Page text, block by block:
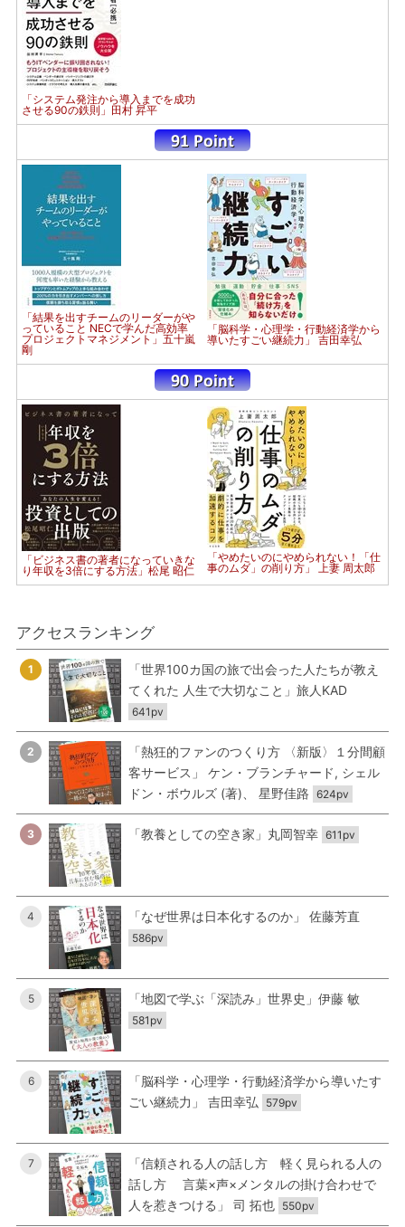
「システム発注から導入までを成功
させる90の鉄則」田村 昇平
「結果を出すチームのリーダーがや
っていること NECで学んだ高効率
プロジェクトマネジメント」五十嵐
剛
「脳科学・心理学・行動経済学から
導いたすごい継続力」 吉田幸弘
「ビジネス書の著者になっていきな
り年収を3倍にする方法」松尾 昭仁
「やめたいのにやめられない！「仕
事のムダ」の削り方」 上妻 周太郎
アクセスランキング
1
「世界100カ国の旅で出会った人たちが教え
てくれた 人生で大切なこと」旅人KAD
641pv
2
「熱狂的ファンのつくり方 〈新版〉１分間顧
客サービス」 ケン・ブランチャード, シェル
ドン・ボウルズ (著)、 星野佳路 624pv
3 「教養としての空き家」丸岡智幸 611pv
4 「なぜ世界は日本化するのか」 佐藤芳直
586pv
5 「地図で学ぶ「深読み」世界史」伊藤 敏
581pv
6
「脳科学・心理学・行動経済学から導いたす
ごい継続力」 吉田幸弘
579pv
7
「信頼される人の話し方 軽く見られる人の
話し方 言葉×声×メンタルの掛け合わせで
人を惹きつける」 司 拓也 550pv